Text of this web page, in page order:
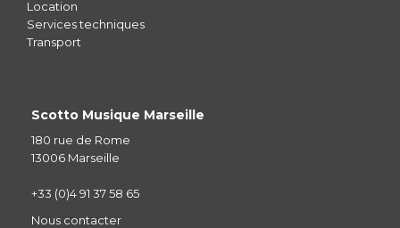
Location
Services techniques
Transport
Scotto Musique Marseille
180 rue de Rome
13006 Marseille
+33 (0)4 91 37 58 65
Nous contacter